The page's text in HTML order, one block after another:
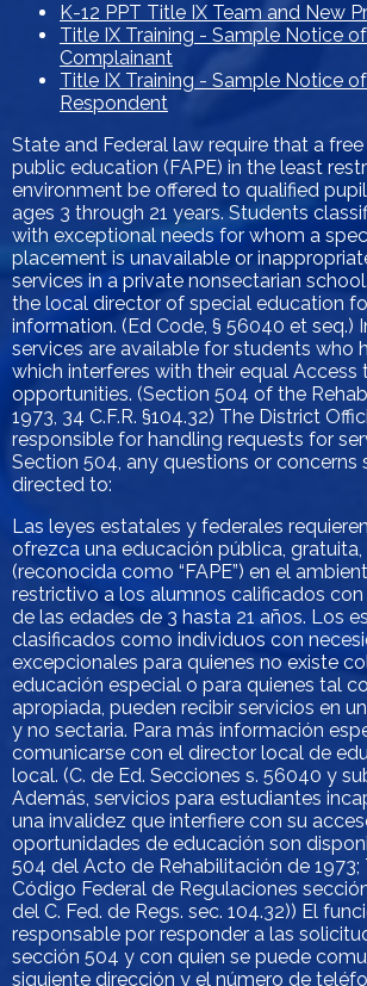
K-12 PPT Title IX Team and New
Title IX Training - Sample Notice
Complainant
Title IX Training - Sample Notice
Respondent
State and Federal law require that a
public education (FAPE) in the least
environment be offered to qualified
ages 3 through 21 years. Students
with exceptional needs for whom a
placement is unavailable or
services in a private nonsectarian
the local director of special education
information. (Ed Code, § 56040 et seq.)
services are available for students who
which interferes with their equal Access
opportunities. (Section 504 of the
1973, 34 C.F.R. §104.32) The District
responsible for handling requests for
Section 504, any questions or concerns
directed to:
Las leyes estatales y federales
ofrezca una educación pública,
(reconocida como “FAPE”) en el
restrictivo a los alumnos calificados
de las edades de 3 hasta 21 años. Los
clasificados como individuos con
excepcionales para quienes no existe
educación especial o para quienes tal
apropiada, pueden recibir servicios en
y no sectaria. Para más información
comunicarse con el director local de
local. (C. de Ed. Secciones s. 56040 y
Además, servicios para estudiantes
una invalidez que interfiere con su
oportunidades de educación son
504 del Acto de Rehabilitación de
Código Federal de Regulaciones
del C. Fed. de Regs. sec. 104.32)) El
responsable por responder a las
sección 504 y con quien se puede
siguiente dirección y el número de